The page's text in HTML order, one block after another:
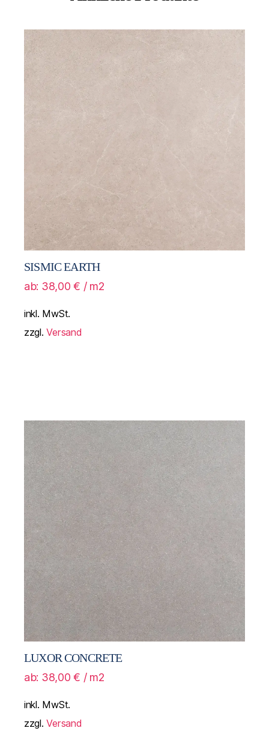
SISMIC EARTH
ab: 38,00€ / m2
inkl. MwSt.
zzgl.Versand
LUXOR CONCRETE
ab: 38,00€ / m2
inkl. MwSt.
zzgl.Versand